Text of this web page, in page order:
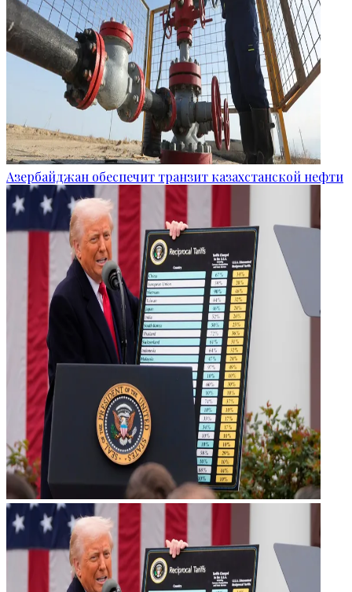
Азербайджан обеспечит транзит казахстанской нефти